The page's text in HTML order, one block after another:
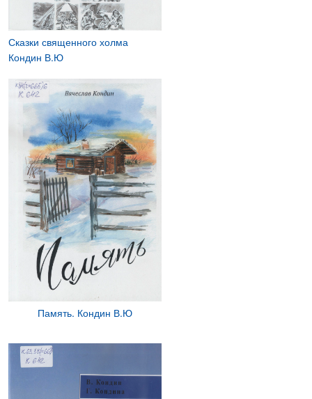
Сказки священного холма
Кондин В.Ю
Память. Кондин В.Ю